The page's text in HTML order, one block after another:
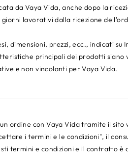
da Vaya Vida, anche dopo la
lavorativi dalla ricezione
dimensioni, prezzi, ecc., indicati
principali dei prodotti siano
e non vincolanti per Vaya Vida.
ordine con Vaya Vida tramite il sito
i termini e le condizioni", il
termini e condizioni e il contratto è